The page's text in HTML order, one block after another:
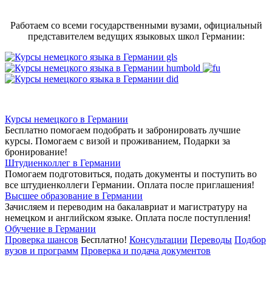
Работаем со всеми государственными вузами, официальный
представителем ведущих языковых школ Германии:
Курсы немецкого в Германии
Бесплатно помогаем подобрать и забронировать лучшие
курсы. Помогаем с визой и проживанием, Подарки за
бронирование!
Штудиенколлег в Германии
Помогаем подготовиться, подать документы и поступить во
все штудиенколлеги Германии. Оплата после приглашения!
Высшее образование в Германии
Зачисляем и переводим на бакалавриат и магистратуру на
немецком и английском языке. Оплата после поступления!
Обучение в Германии
Проверка шансов Бесплатно! Консультации Переводы Подбор
вузов и программ Проверка и подача документов